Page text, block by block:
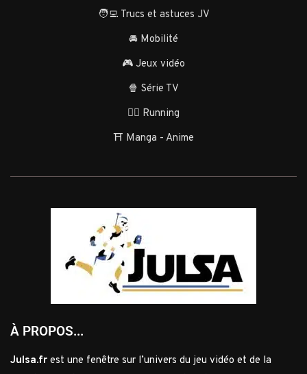
🧑‍💻 Trucs et astuces JV
🚘 Mobilité
🎮 Jeux vidéo
🍿 Série TV
🏃‍♂️ Running
⛩️ Manga - Anime
À PROPOS...
Julsa.fr est une fenêtre sur l’univers du jeu vidéo et de la